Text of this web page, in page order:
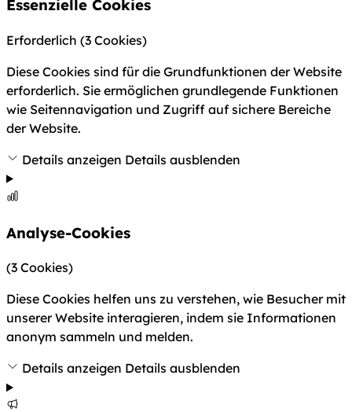
Essenzielle Cookies
Erforderlich (3 Cookies)
Diese Cookies sind für die Grundfunktionen der Website
erforderlich. Sie ermöglichen grundlegende Funktionen
wie Seitennavigation und Zugriff auf sichere Bereiche
der Website.
Details anzeigen Details ausblenden
Analyse-Cookies
(3 Cookies)
Diese Cookies helfen uns zu verstehen, wie Besucher mit
unserer Website interagieren, indem sie Informationen
anonym sammeln und melden.
Details anzeigen Details ausblenden